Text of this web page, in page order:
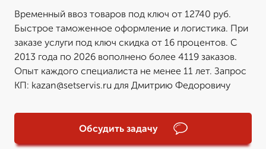
Временный ввоз товаров под ключ от 12740 руб.
Быстрое таможенное оформление и логистика. При
заказе услуги под ключ скидка от 16 процентов. С
2013 года по 2026 вополнено более 4119 заказов.
Опыт каждого специалиста не менее 11 лет. Запрос
КП: kazan@setservis.ru для Дмитрию Федоровичу
Обсудить задачу